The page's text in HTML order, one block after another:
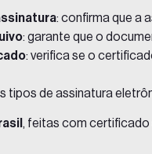
: confirma que a
: garante que o
: verifica se o
tipos de assinatura
, feitas com certificado